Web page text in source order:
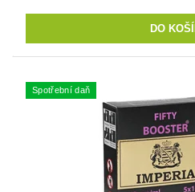
Spotřební daň